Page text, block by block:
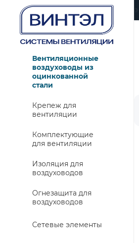
Вентиляционные
воздуховоды из
оцинкованной
стали
Крепеж для
вентиляции
Комплектующие
для вентиляции
Изоляция для
воздуховодов
Огнезащита для
воздуховодов
Сетевые элементы